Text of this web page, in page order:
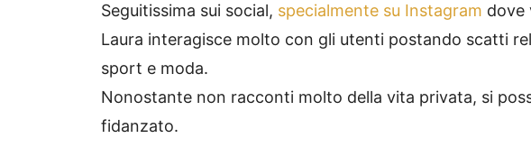
Seguitissima sui social, specialmente su Instagram dove
Laura interagisce molto con gli utenti postando scatti
sport e moda.
Nonostante non racconti molto della vita privata, si
fidanzato.